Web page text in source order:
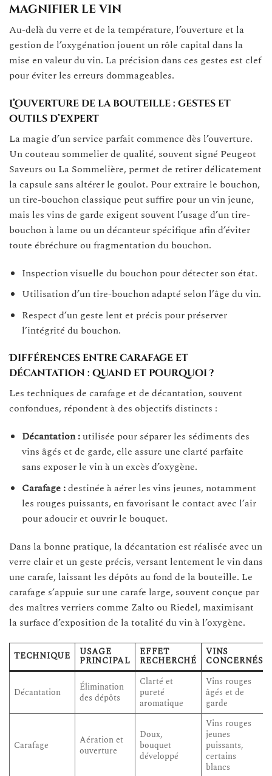
magnifier le vin
Au-delà du verre et de la température, l’ouverture et la
gestion de l’oxygénation jouent un rôle capital dans la
mise en valeur du vin. La précision dans ces gestes est clef
pour éviter les erreurs dommageables.
L’ouverture de la bouteille : gestes et
outils d’expert
La magie d’un service parfait commence dès l’ouverture.
Un couteau sommelier de qualité, souvent signé Peugeot
Saveurs ou La Sommelière, permet de retirer délicatement
la capsule sans altérer le goulot. Pour extraire le bouchon,
un tire-bouchon classique peut suffire pour un vin jeune,
mais les vins de garde exigent souvent l’usage d’un tire-
bouchon à lame ou un décanteur spécifique afin d’éviter
toute ébréchure ou fragmentation du bouchon.
Inspection visuelle du bouchon pour détecter son état.
Utilisation d’un tire-bouchon adapté selon l’âge du vin.
Respect d’un geste lent et précis pour préserver
l’intégrité du bouchon.
Différences entre carafage et
décantation : quand et pourquoi ?
Les techniques de carafage et de décantation, souvent
confondues, répondent à des objectifs distincts :
Décantation :utilisée pour séparer les sédiments des
vins âgés et de garde, elle assure une clarté parfaite
sans exposer le vin à un excès d’oxygène.
Carafage :destinée à aérer les vins jeunes, notamment
les rouges puissants, en favorisant le contact avec l’air
pour adoucir et ouvrir le bouquet.
Dans la bonne pratique, la décantation est réalisée avec un
verre clair et un geste précis, versant lentement le vin dans
une carafe, laissant les dépôts au fond de la bouteille. Le
carafage s’appuie sur une carafe large, souvent conçue par
des maîtres verriers comme Zalto ou Riedel, maximisant
la surface d’exposition de la totalité du vin à l’oxygène.
TECHNIQUE USAGE
PRINCIPAL
EFFET
RECHERCHÉ
VINS
CONCERNÉS
Décantation
Élimination
des dépôts
Clarté et
pureté
aromatique
Vins rouges
âgés et de
garde
Carafage
Aération et
ouverture
Doux,
bouquet
développé
Vins rouges
jeunes
puissants,
certains
blancs